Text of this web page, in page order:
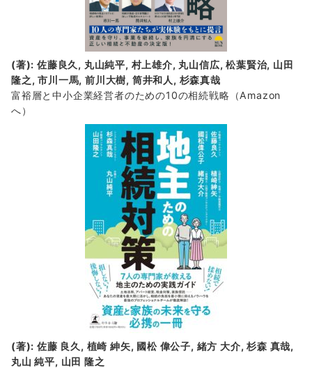
(著): 佐藤良久, 丸山純平, 村上雄介, 丸山信広, 松葉賢治, 山田
隆之, 市川一馬, 前川大樹, 筒井和人, 杉森真哉
富裕層と中小企業経営者のための10の相続戦略 （Amazon
へ）
(著): 佐藤 良久, 植崎 紳矢, 國松 偉公子, 緒方 大介, 杉森 真哉,
丸山 純平, 山田 隆之